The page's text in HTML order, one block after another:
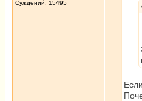
Суждений: 15495